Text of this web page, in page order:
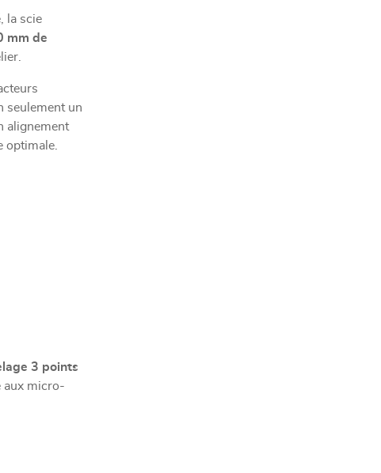
la scie
mm de
seulement un
alignement
optimale.
3 points
aux micro-